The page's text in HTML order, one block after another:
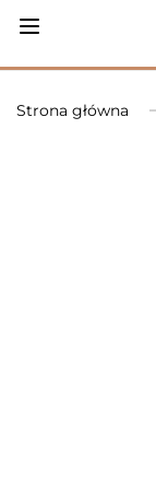
Strona główna